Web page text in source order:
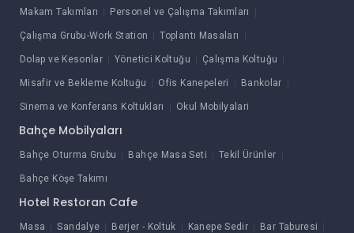
Makam Takımları Personel ve Çalışma Takımları
Çalışma Grubu-Work Station Toplantı Masaları
Dolap ve Kesonlar Yönetici Koltuğu Çalışma Koltuğu
Misafir ve Bekleme Koltuğu Ofis Kanepeleri Bankolar
Sinema ve Konferans Koltukları Okul Mobilyalari
Bahçe Mobilyaları
Bahçe Oturma Grubu Bahçe Masa Seti Tekil Ürünler
Bahçe Köşe Takımı
Hotel Restoran Cafe
Masa Sandalye Berjer - Koltuk Kanepe Sedir Bar Taburesi